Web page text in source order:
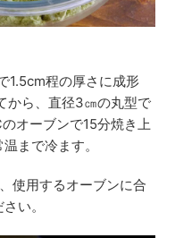
程の厚さに成形
から、直径3㎝の丸型で
オーブンで15分焼き上
まで冷ます。
使用するオーブンに合
い。